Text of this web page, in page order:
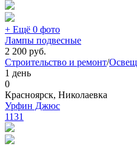
+ Ещё 0 фото
Лампы подвесные
2 200 руб.
Строительство и ремонт/
1 день
0
Красноярск, Николаевка
Урфин Джюс
1131